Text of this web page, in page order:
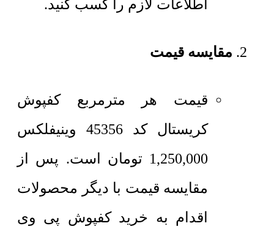
اطلاعات لازم را کسب کنید.
مقایسه قیمت
قیمت هر مترمربع کفپوش
کریستال کد 45356 وینیفلکس
1,250,000 تومان است. پس از
مقایسه قیمت با دیگر محصولات
اقدام به خرید کفپوش پی وی